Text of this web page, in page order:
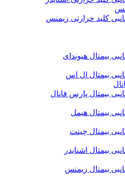
کلید حرارتی زیمنس
بیمتال هیوندای
بیمتال ال اس
بیمتال پارس فانال
بیمتال هیمل
بیمتال چینت
بیمتال اشنایدر
بیمتال زیمنس